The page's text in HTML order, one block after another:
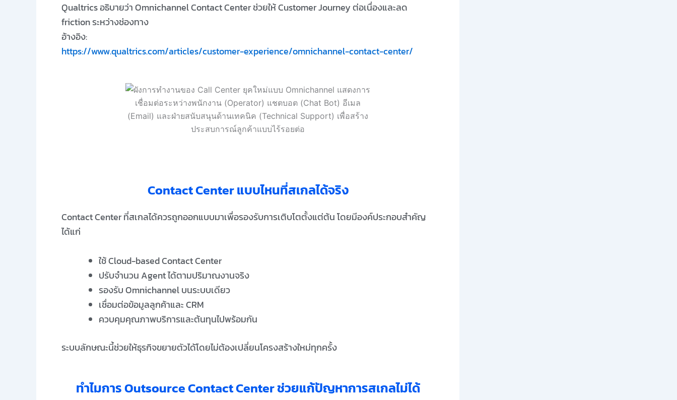
Qualtrics อธิบายว่า Omnichannel Contact Center ช่วยให้ Customer Journey ต่อเนื่องและลด
friction ระหว่างช่องทาง
อ้างอิง:
https://www.qualtrics.com/articles/customer-experience/omnichannel-contact-center/
Contact Center แบบไหนที่สเกลได้จริง
Contact Center ที่สเกลได้ควรถูกออกแบบมาเพื่อรองรับการเติบโตตั้งแต่ต้น โดยมีองค์ประกอบสำคัญ
ได้แก่
ใช้ Cloud-based Contact Center
ปรับจำนวน Agent ได้ตามปริมาณงานจริง
รองรับ Omnichannel บนระบบเดียว
เชื่อมต่อข้อมูลลูกค้าและ CRM
ควบคุมคุณภาพบริการและต้นทุนไปพร้อมกัน
ระบบลักษณะนี้ช่วยให้ธุรกิจขยายตัวได้โดยไม่ต้องเปลี่ยนโครงสร้างใหม่ทุกครั้ง
ทำไมการ Outsource Contact Center ช่วยแก้ปัญหาการสเกลไม่ได้